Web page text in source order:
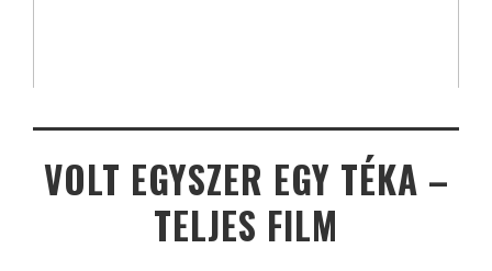
VOLT EGYSZER EGY TÉKA –
TELJES FILM